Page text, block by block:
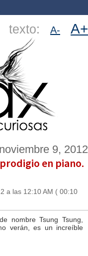
texto: A- A+
9, 2012
en piano.
a las 12:10 AM ( 00:10
nombre Tsung Tsung,
verán, es un increíble